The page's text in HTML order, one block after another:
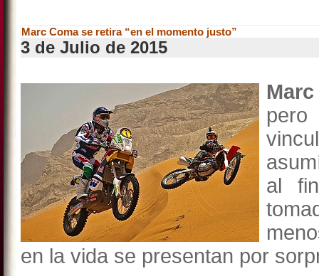
Marc Coma se retira “en el momento justo”
3 de Julio de 2015
al
en la vida se presentan por